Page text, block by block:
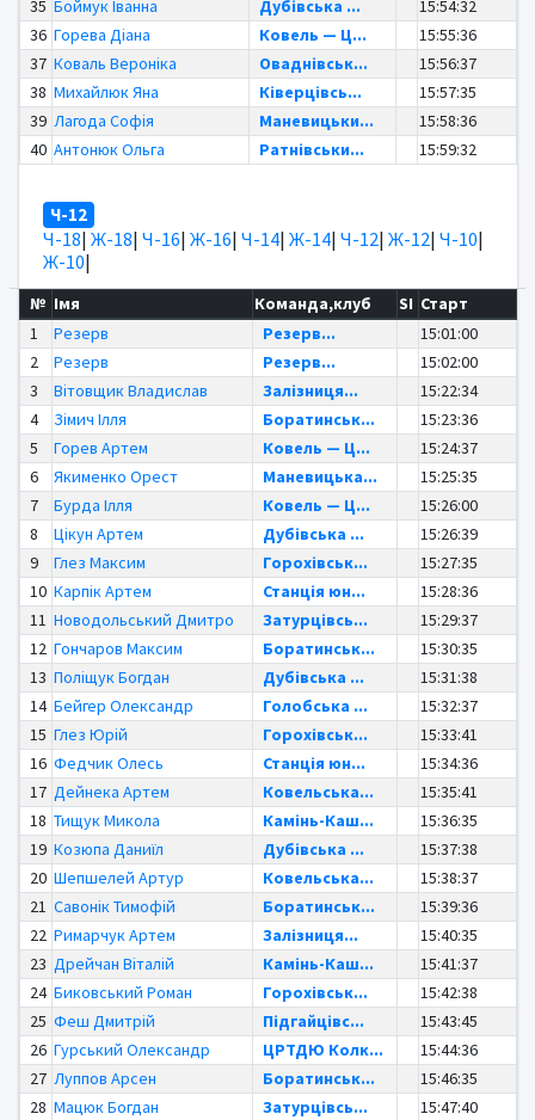
35 Боймук Іванна Дубівська ...
15:54:32
36 Горева Діана Ковель — Ц...
15:55:36
37 Коваль Вероніка Оваднівськ...
15:56:37
38 Михайлюк Яна Ківерцівсь...
15:57:35
39 Лагода Софія Маневицьки...
15:58:36
40 Антонюк Ольга Ратнівськи... 15:59:32
Ч-12
Ч-18| Ж-18| Ч-16| Ж-16| Ч-14| Ж-14| Ч-12| Ж-12| Ч-10|
Ж-10|
№ Імя Команда,клуб SI Старт
1
Резерв Резерв...
15:01:00
2
Резерв Резерв...
15:02:00
3
Вітовщик Владислав Залізниця...
15:22:34
4
Зімич Ілля Боратинськ...
15:23:36
5
Горев Артем Ковель — Ц...
15:24:37
6
Якименко Орест Маневицька...
15:25:35
7
Бурда Ілля Ковель — Ц...
15:26:00
8
Цікун Артем Дубівська ...
15:26:39
9
Глез Максим Горохівськ...
15:27:35
10 Карпік Артем Станція юн...
15:28:36
11 Новодольський Дмитро Затурцівсь...
15:29:37
12 Гончаров Максим Боратинськ...
15:30:35
13 Поліщук Богдан Дубівська ...
15:31:38
14 Бейгер Олександр Голобська ...
15:32:37
15 Глез Юрій Горохівськ...
15:33:41
16 Федчик Олесь Станція юн...
15:34:36
17 Дейнека Артем Ковельська...
15:35:41
18 Тищук Микола Камінь-Каш...
15:36:35
19 Козюпа Даниїл Дубівська ...
15:37:38
20 Шепшелей Артур Ковельська...
15:38:37
21 Савонік Тимофій Боратинськ...
15:39:36
22 Римарчук Артем Залізниця...
15:40:35
23 Дрейчан Віталій Камінь-Каш...
15:41:37
24 Биковський Роман Горохівськ...
15:42:38
25 Феш Дмитрій Підгайцівс...
15:43:45
26 Гурський Олександр ЦРТДЮ Колк...
15:44:36
27 Луппов Арсен Боратинськ...
15:46:35
28 Мацюк Богдан Затурцівсь...
15:47:40